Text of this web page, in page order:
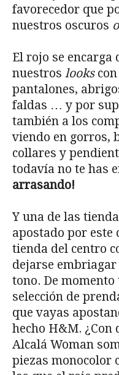
favorecedor que
nuestros oscuros
El rojo se encarga
nuestros lookscon
pantalones,
faldas … y por
también a los
viendo en gorros,
collares y
todavía no te has
arrasando!
Y una de las
apostado por este
tienda del centro
dejarse
tono. De
selección de
que vayas
hecho H&M. ¿Con
Alcalá Woman
piezas monocolor